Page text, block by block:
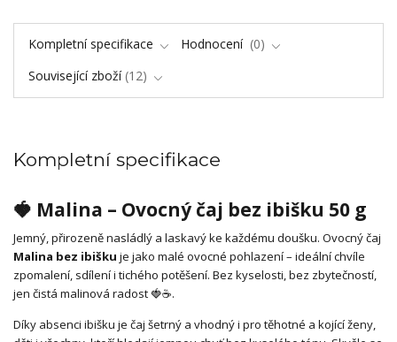
Kompletní specifikace Hodnocení
0
Související zboží 12
Kompletní specifikace
🍓 Malina – Ovocný čaj bez ibišku 50 g
Jemný, přirozeně nasládlý a laskavý ke každému doušku. Ovocný čaj
Malina bez ibišku je jako malé ovocné pohlazení – ideální chvíle
zpomalení, sdílení i tichého potěšení. Bez kyselosti, bez zbytečností,
jen čistá malinová radost 🍓☕.
Díky absenci ibišku je čaj šetrný a vhodný i pro těhotné a kojící ženy,